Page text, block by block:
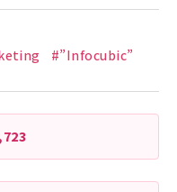
#”Infocubic”